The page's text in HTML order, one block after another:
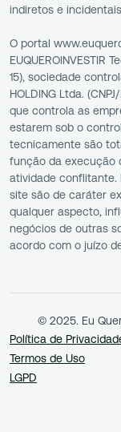
indiretos e
O portal
EUQUEROINVESTIR
15), sociedade
HOLDING Ltda.
que controla as
estarem sob o
tecnicamente são
função da execução
atividade conflitante.
site são de caráter
qualquer aspecto,
negócios de outras
acordo com o juízo
© 2025. Eu
Política de
Termos de Uso
LGPD